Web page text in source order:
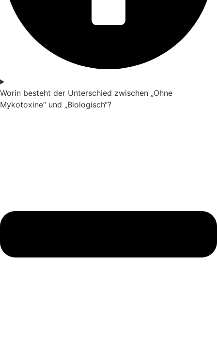
Worin besteht der Unterschied zwischen „Ohne
Mykotoxine“ und „Biologisch“?